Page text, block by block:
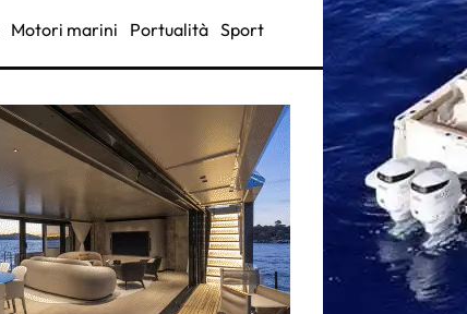
Motori marini Portualità Sport